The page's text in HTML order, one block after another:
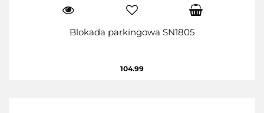
Blokada parkingowa SN1805
104.99